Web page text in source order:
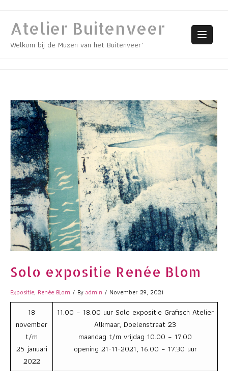
contentAtelier Buitenveer
Welkom bij de Muzen van het Buitenveer’
Solo expositie Renée Blom
Expositie, Renée Blom / By admin / November 29, 2021
18
november
t/m
25 januari
2022
11.00 – 18.00 uur Solo expositie Grafisch Atelier
Alkmaar, Doelenstraat 23
maandag t/m vrijdag 10.00 – 17.00
opening 21-11-2021, 16.00 – 17.30 uur